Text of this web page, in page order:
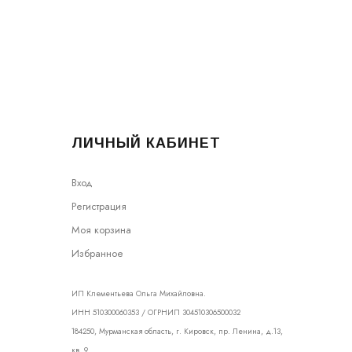
ЛИЧНЫЙ КАБИНЕТ
Вход
Регистрация
Моя корзина
Избранное
ИП Клементьева Ольга Михайловна.
ИНН 510300060353 / ОГРНИП 304510306500032
184250, Мурманская область, г. Кировск, пр. Ленина, д.13,